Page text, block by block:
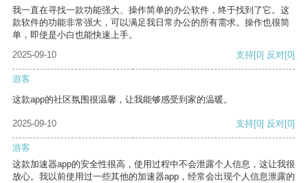
我一直在寻找一款功能强大、操作简单的办公软件，终于找到了它。这
款软件的功能非常强大，可以满足我日常办公的所有需求。操作也很简
单，即使是小白也能快速上手。
2025-09-10
支持[0] 反对[0]
游客
这款app的社区氛围很温馨，让我能够感受到家的温暖。
2025-09-10 支持[0] 反对[0]
游客
这款加速器app的安全性很高，使用过程中不会泄露个人信息，这让我很
放心。我以前使用过一些其他的加速器app，经常会出现个人信息泄露的